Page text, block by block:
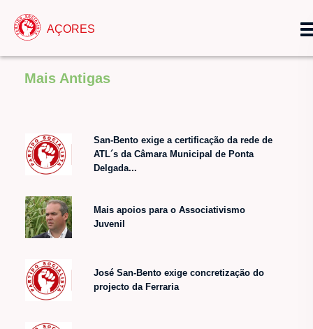
AÇORES
Mais Antigas
San-Bento exige a certificação da rede de
ATL´s da Câmara Municipal de Ponta
Delgada...
Mais apoios para o Associativismo
Juvenil
José San-Bento exige concretização do
projecto da Ferraria